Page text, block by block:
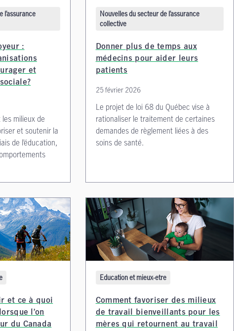
l’assurance
:
et
milieux de
et soutenir la
de l’éducation,
Nouvelles du secteur de l’assurance
collective
Donner plus de temps aux
médecins pour aider leurs
patients
25 février 2026
Le projet de loi 68 du Québec vise à
rationaliser le traitement de certaines
demandes de règlement liées à des
soins de santé.
et ce à quoi
l’on
du Canada
Education et mieux-etre
Comment favoriser des milieux
de travail bienveillants pour les
mères qui retournent au travail